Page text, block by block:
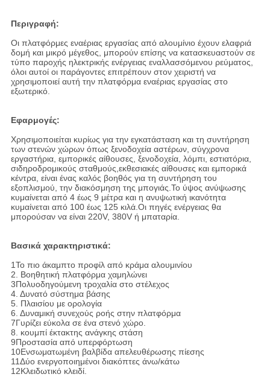
Περιγραφή:
Οι πλατφόρμες εναέριας εργασίας από αλουμίνιο έχουν ελαφριά
δομή και μικρό μέγεθος, μπορούν επίσης να κατασκευαστούν σε
τύπο παροχής ηλεκτρικής ενέργειας εναλλασσόμενου ρεύματος,
όλοι αυτοί οι παράγοντες επιτρέπουν στον χειριστή να
χρησιμοποιεί αυτή την πλατφόρμα εναέριας εργασίας στο
εξωτερικό.
Εφαρμογές:
Χρησιμοποιείται κυρίως για την εγκατάσταση και τη συντήρηση
των στενών χώρων όπως ξενοδοχεία αστέρων, σύγχρονα
εργαστήρια, εμπορικές αίθουσες, ξενοδοχεία, λόμπι, εστιατόρια,
σιδηροδρομικούς σταθμούς,εκθεσιακές αίθουσες και εμπορικά
κέντρα, είναι ένας καλός βοηθός για τη συντήρηση του
εξοπλισμού, την διακόσμηση της μπογιάς.Το ύψος ανύψωσης
κυμαίνεται από 4 έως 9 μέτρα και η ανυψωτική ικανότητα
κυμαίνεται από 100 έως 125 κιλά.Οι πηγές ενέργειας θα
μπορούσαν να είναι 220V, 380V ή μπαταρία.
Βασικά χαρακτηριστικά:
1Το πιο άκαμπτο προφίλ από κράμα αλουμινίου
2. Βοηθητική πλατφόρμα χαμηλώνει
3Πολυοδηγούμενη τροχαλία στο στέλεχος
4. Δυνατό σύστημα βάσης
5. Πλαισίου με ορολογία
6. Δυναμική συνεχούς ροής στην πλατφόρμα
7Γυρίζει εύκολα σε ένα στενό χώρο.
8. κουμπί έκτακτης ανάγκης στάση
9Προστασία από υπερφόρτωση
10Ενσωματωμένη βαλβίδα απελευθέρωσης πίεσης
11Δύο ενεργοποιημένοι διακόπτες άνω/κάτω
12Κλειδωτικό κλειδί.